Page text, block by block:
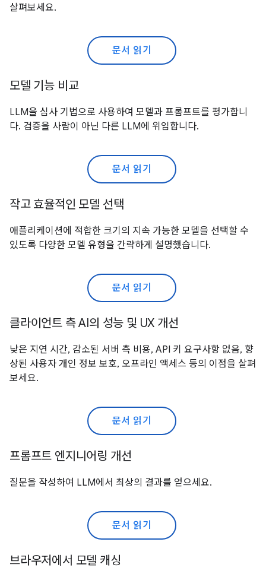
살펴보세요.
문서 읽기
모델 기능 비교
LLM을 심사 기법으로 사용하여 모델과 프롬프트를 평가합니
다. 검증을 사람이 아닌 다른 LLM에 위임합니다.
문서 읽기
작고 효율적인 모델 선택
애플리케이션에 적합한 크기의 지속 가능한 모델을 선택할 수
있도록 다양한 모델 유형을 간략하게 설명했습니다.
문서 읽기
클라이언트 측 AI의 성능 및 UX 개선
낮은 지연 시간, 감소된 서버 측 비용, API 키 요구사항 없음, 향
상된 사용자 개인 정보 보호, 오프라인 액세스 등의 이점을 살펴
보세요.
문서 읽기
프롬프트 엔지니어링 개선
질문을 작성하여 LLM에서 최상의 결과를 얻으세요.
문서 읽기
브라우저에서 모델 캐싱